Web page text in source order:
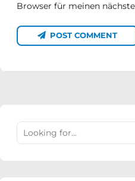
Browser für meinen
POST COMMENT